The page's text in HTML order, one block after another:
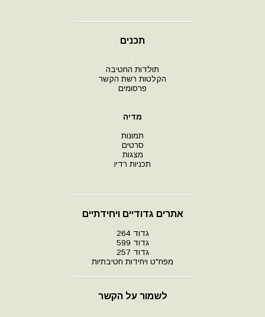
תכנים
י
תולדות החטיבה
הקלטות רשת הקשר
פרסומים
מדיה
תמונות
סרטים
מצגות
תכניות רדיו
אתרים גדודיים ויחידתיים
גדוד 264
גדוד 599
גדוד 257
מפח"ט ויחידות חטיבתיות
לשמור על הקשר